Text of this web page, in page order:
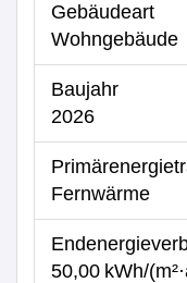
Gebäudeart
Wohngebäude
Baujahr
2026
Fernwärme
50,00 kWh/